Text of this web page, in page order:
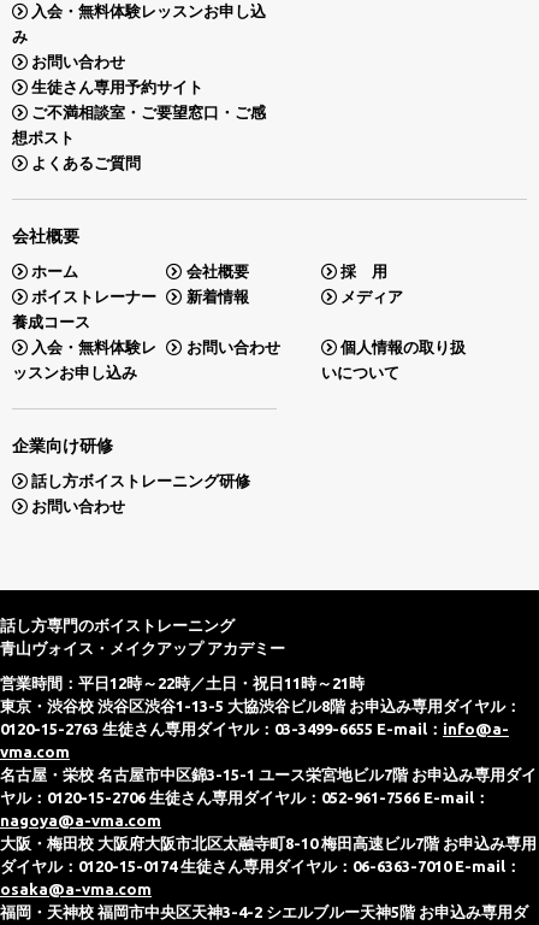
入会・無料体験レッスンお申し込
み
お問い合わせ
生徒さん専用予約サイト
ご不満相談室・ご要望窓口・ご感
想ポスト
よくあるご質問
会社概要
ホーム 会社概要
採 用
ボイストレーナー
養成コース
新着情報 メディア
入会・無料体験レ
ッスンお申し込み
お問い合わせ
個人情報の取り扱
いについて
企業向け研修
話し方ボイストレーニング研修
お問い合わせ
話し方専門のボイストレーニング
青山ヴォイス・メイクアップ アカデミー
営業時間：平日12時～22時／土日・祝日11時～21時
東京・渋谷校 渋谷区渋谷1-13-5 大協渋谷ビル8階 お申込み専用ダイヤル：
0120-15-2763 生徒さん専用ダイヤル：03-3499-6655 E-mail： info@a-
vma.com
名古屋・栄校 名古屋市中区錦3-15-1 ユース栄宮地ビル7階 お申込み専用ダイ
ヤル：0120-15-2706 生徒さん専用ダイヤル：052-961-7566 E-mail：
nagoya@a-vma.com
大阪・梅田校 大阪府大阪市北区太融寺町8-10 梅田高速ビル7階 お申込み専用
ダイヤル：0120-15-0174 生徒さん専用ダイヤル：06-6363-7010 E-mail：
osaka@a-vma.com
福岡・天神校 福岡市中央区天神3-4-2 シエルブルー天神5階 お申込み専用ダ